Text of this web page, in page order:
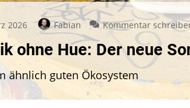
2026 Fabian Kommentar
ohne Hue: Der neue
ähnlich guten Ökosystem